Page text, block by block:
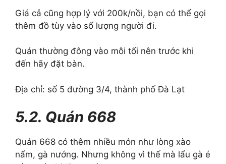
Giá cả cũng hợp lý với 200k/nồi, bạn có thể gọi
thêm đồ tùy vào số lượng người đi.
Quán thường đông vào mỗi tối nên trước khi
đến hãy đặt bàn.
Địa chỉ: số 5 đường 3/4, thành phố Đà Lạt
5.2. Quán 668
Quán 668 có thêm nhiều món như lòng xào
nấm, gà nướng. Nhưng không vì thế mà lẩu gà é